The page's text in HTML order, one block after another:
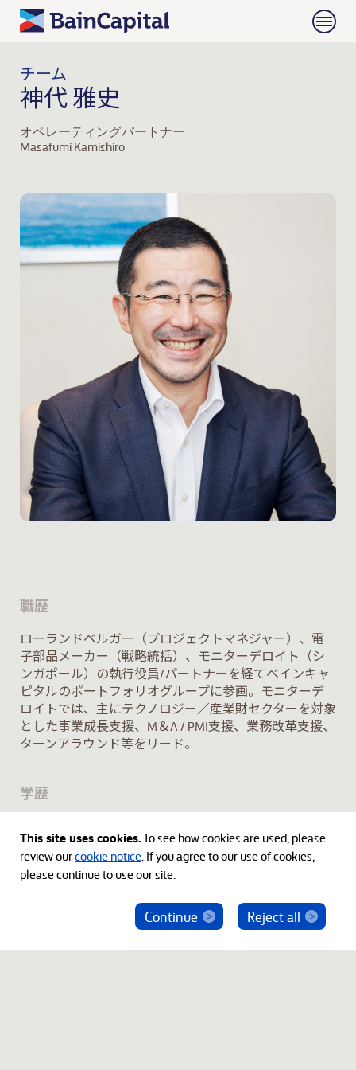
チーム
神代 雅史
オペレーティングパートナー
Masafumi Kamishiro
職歴
ローランドベルガー（プロジェクトマネジャー）、電
子部品メーカー（戦略統括）、モニターデロイト（シ
ンガポール）の執行役員/パートナーを経てベインキャ
ピタルのポートフォリオグループに参画。モニターデ
ロイトでは、主にテクノロジー／産業財セクターを対象
とした事業成長支援、M＆A / PMI支援、業務改革支援、
ターンアラウンド等をリード。
学歴
ベインキャピタル社員を騙った投資勧誘にご注意
This site uses cookies.To see how cookies are used, please
review ourcookie notice. If you agree to our use of cookies,
please continue to use our site.
Reject all
Continue